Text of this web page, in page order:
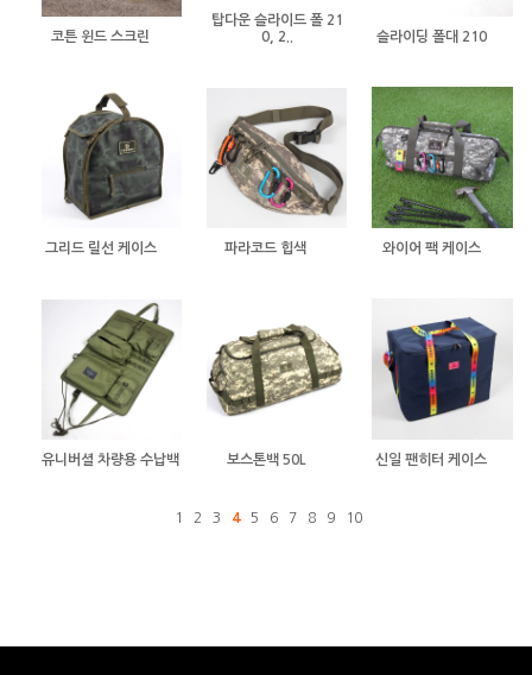
코튼 윈드 스크린
탑다운 슬라이드 폴 21
0, 2..
슬라이딩 폴대 210
그리드 릴선 케이스 파라코드 힙색 와이어 팩 케이스
유니버셜 차량용 수납백 보스톤백 50L 신일 팬히터 케이스
1 2 3 4 5 6 7 8 9 10